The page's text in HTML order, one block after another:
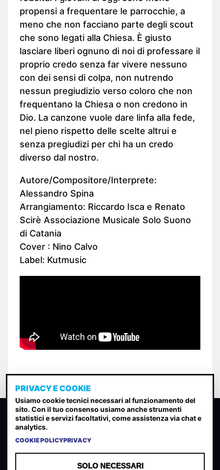
propensi a frequentare le parrocchie, a
meno che non facciano parte degli scout
che sono legati alla Chiesa. È giusto
lasciare liberi ognuno di noi di professare il
proprio credo senza far vivere nessuno
con dei sensi di colpa, non nutrendo
nessun pregiudizio verso coloro che non
frequentano la Chiesa o non credono in
Dio. La canzone vuole dare linfa alla fede,
nel pieno rispetto delle scelte altrui e
senza pregiudizi per chi ha un credo
diverso dal nostro.
Autore/Compositore/Interprete:
Alessandro Spina
Arrangiamento: Riccardo Isca e Renato
Scirè Associazione Musicale Solo Suono
di Catania
Cover : Nino Calvo
Label: Kutmusic
CLASSIFICA INDIE
Classifica per indice di gradimento generata dall analisi di
PRIVACY E COOKIE
Usiamo cookie tecnici necessari al funzionamento del
sito. Con il tuo consenso usiamo anche strumenti
statistici e servizi facoltativi, come assistenza via chat e
analytics.
COOKIE POLICYPRIVACY
SOLO NECESSARI